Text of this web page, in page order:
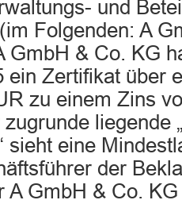
und
Folgenden: A
GmbH & Co. KG
ein Zertifikat über
zu einem Zins
liegende
sieht eine
der
A GmbH & Co.